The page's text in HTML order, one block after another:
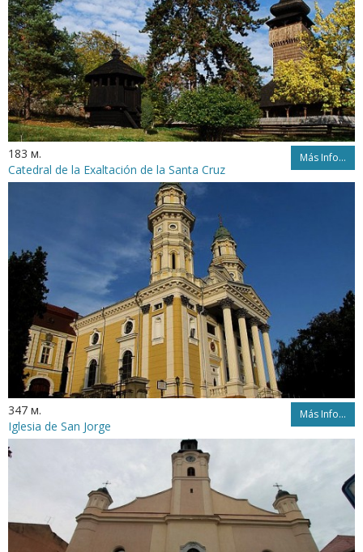
183 м. Más Info...
Catedral de la Exaltación de la Santa Cruz
347 м. Más Info...
Iglesia de San Jorge